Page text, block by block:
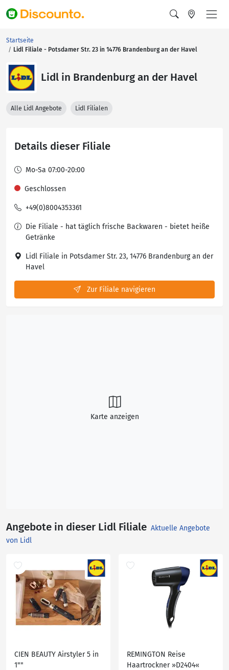
Startseite
Lidl Filiale - Potsdamer Str. 23 in 14776 Brandenburg an der Havel
Lidl in Brandenburg an der Havel
Alle Lidl Angebote Lidl Filialen
Details dieser Filiale
Mo-Sa 07:00-20:00
Geschlossen
+49(0)8004353361
Die Filiale - hat täglich frische Backwaren - bietet heiße
Getränke
Lidl Filiale in Potsdamer Str. 23, 14776 Brandenburg an der
Havel
Zur Filiale navigieren
Karte anzeigen
Angebote in dieser Lidl Filiale Aktuelle Angebote
von Lidl
CIEN BEAUTY Airstyler 5 in
1""
REMINGTON Reise
Haartrockner »D2404«